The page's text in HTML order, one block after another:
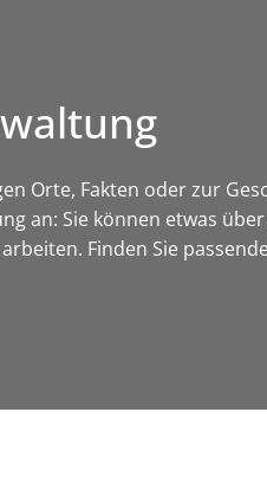
Orte, Fakten oder zur
an: Sie können etwas
Finden Sie